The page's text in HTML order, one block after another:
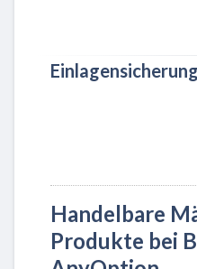
Einlagensicherung
Handelbare
Produkte bei